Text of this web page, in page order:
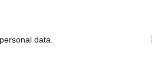
data.
z uwagi na wierność
nieosiągalności
. Mężczyzna
tak dramatycznych